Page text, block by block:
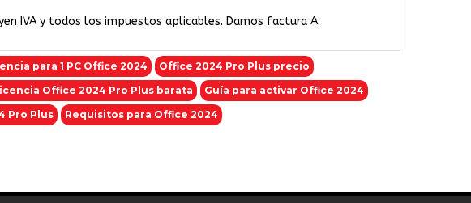
IVA y todos los impuestos aplicables. Damos factura A.
para 1 PC Office 2024
Office 2024 Pro Plus precio
Office 2024 Pro Plus barata
Guía para activar Office 2024
Pro Plus
Requisitos para Office 2024